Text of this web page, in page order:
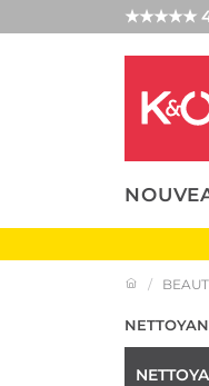
★★★★★
LOOKS